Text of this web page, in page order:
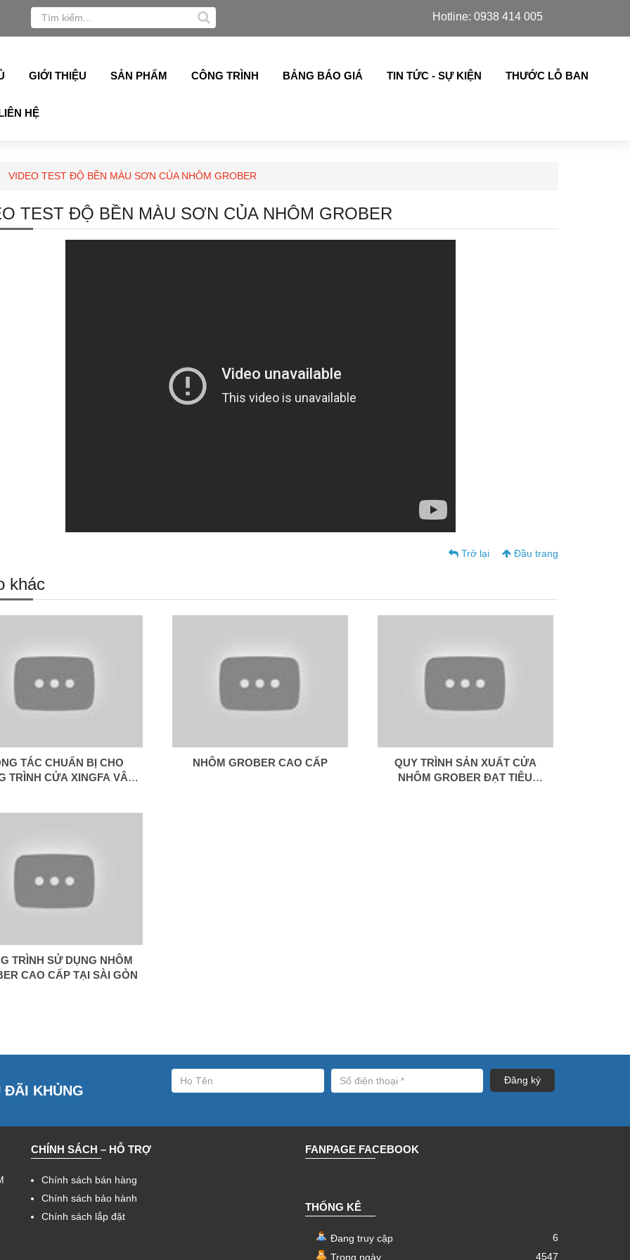
Xingfa, Alukey, Grober, Pmi, Germany, Topalu, Technan, Schuco, Slim Azdoor, cửa lá sách,chớp lật thế hệ mới
Hotline: 0938 414 005
GIỚI THIỆU SẢN PHẨM CÔNG TRÌNH BẢNG BÁO GIÁ TIN TỨC - SỰ KIỆN THƯỚC LỖ BAN
HỆ
VIDEO TEST ĐỘ BỀN MÀU SƠN CỦA NHÔM GROBER
TEST ĐỘ BỀN MÀU SƠN CỦA NHÔM GROBER
Trở lại Đầu trang
khác
TÁC CHUẨN BỊ CHO
TRÌNH CỬA XINGFA VÂN
NHÔM GROBER CAO CẤP
QUY TRÌNH SẢN XUẤT CỬA
NHÔM GROBER ĐẠT TIÊU
TRÌNH SỬ DỤNG NHÔM
CAO CẤP TẠI SÀI GÒN
ĐÃI KHỦNG
CHÍNH SÁCH – HỖ TRỢ
Chính sách bán hàng
Chính sách bảo hành
Chính sách lắp đặt
FANPAGE FACEBOOK
THỐNG KÊ
Đang truy cập
6
Trong ngày
4547